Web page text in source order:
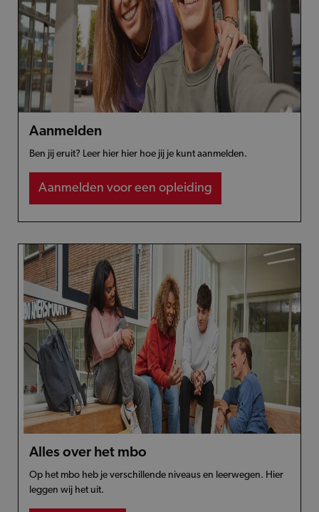
Aanmelden
Ben jij eruit? Leer hier hier hoe jij je kunt aanmelden.
Aanmelden voor een opleiding
Alles over het mbo
Op het mbo heb je verschillende niveaus en leerwegen. Hier
leggen wij het uit.